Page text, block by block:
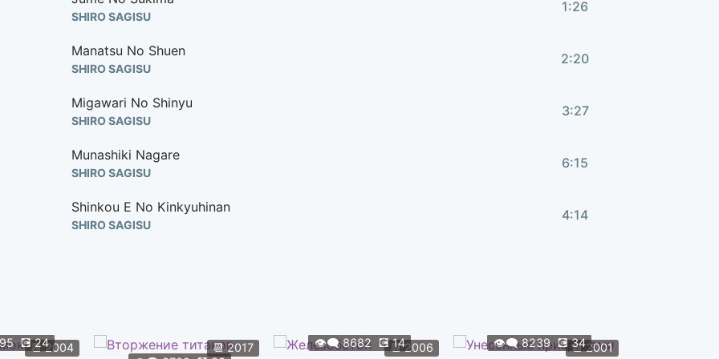
SHIRO SAGISU
1:26
Manatsu No Shuen
SHIRO SAGISU
2:20
Migawari No Shinyu
SHIRO SAGISU
3:27
Munashiki Nagare
SHIRO SAGISU
6:15
Shinkou E No Kinkyuhinan
SHIRO SAGISU
4:14
📆2004
💽24 📆2017
📆2006
👁️‍🗨️8682 💽14 📆2001
👁️‍🗨️8239 💽34